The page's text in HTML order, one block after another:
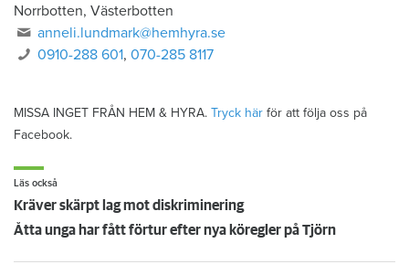
Norrbotten, Västerbotten
anneli.lundmark@hemhyra.se
0910-288 601,070-285 8117
MISSA INGET FRÅN HEM & HYRA. Tryck här för att följa oss på
Facebook.
Läs också
Kräver skärpt lag mot diskriminering
Åtta unga har fått förtur efter nya köregler på Tjörn